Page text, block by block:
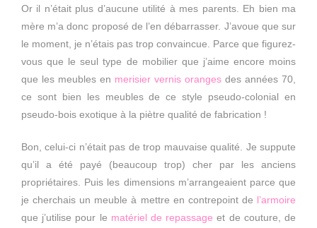
Or il n’était plus d’aucune utilité à mes parents. Eh bien ma
mère m’a donc proposé de l’en débarrasser. J’avoue que sur
le moment, je n’étais pas trop convaincue. Parce que figurez-
vous que le seul type de mobilier que j’aime encore moins
que les meubles en merisier vernis oranges des années 70,
ce sont bien les meubles de ce style pseudo-colonial en
pseudo-bois exotique à la piètre qualité de fabrication !
Bon, celui-ci n’était pas de trop mauvaise qualité. Je suppute
qu’il a été payé (beaucoup trop) cher par les anciens
propriétaires. Puis les dimensions m’arrangeaient parce que
je cherchais un meuble à mettre en contrepoint de l’armoire
que j’utilise pour le matériel de repassage et de couture, de